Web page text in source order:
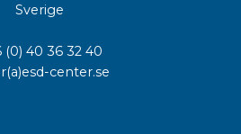
Sverige
(0) 40 36 32 40
center.se